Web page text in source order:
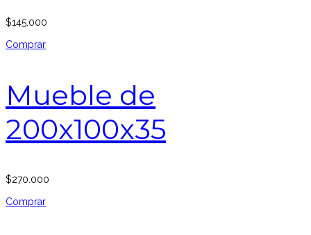
$145.000
Comprar
Mueble de
200x100x35
$270.000
Comprar